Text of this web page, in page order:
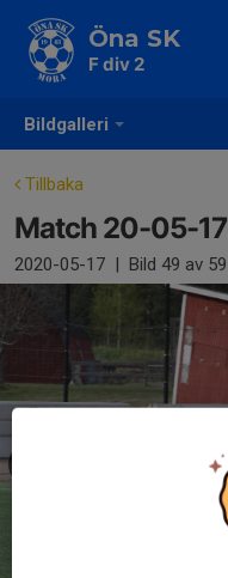
Bildgalleri
Öna SK
F div 2
Tillbaka
Match 20-05-17
2020-05-17 | Bild 49 av 59